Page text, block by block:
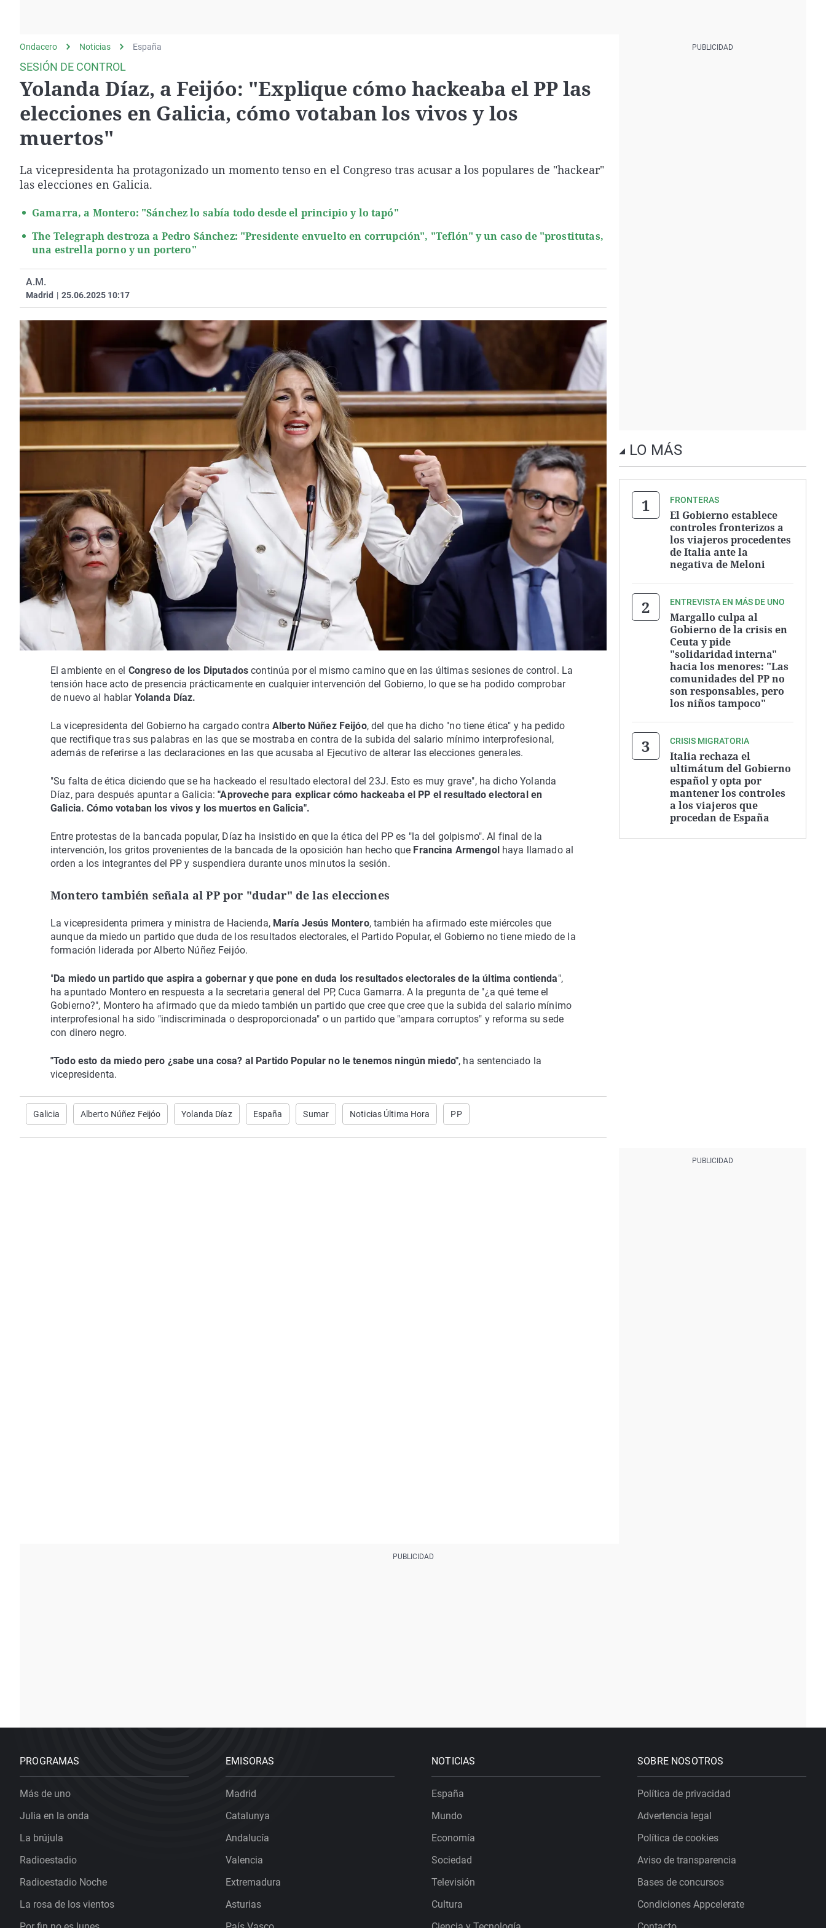
Como el perro y elEquipo de investigación
Negra
País Vasco
Ondacero Noticias España
SESIÓN DE CONTROL
Yolanda Díaz, a Feijóo: "Explique cómo hackeaba el PP las
elecciones en Galicia, cómo votaban los vivos y los
muertos"
La vicepresidenta ha protagonizado un momento tenso en el Congreso tras acusar a los populares de "hackear"
las elecciones en Galicia.
Gamarra, a Montero: "Sánchez lo sabía todo desde el principio y lo tapó"
The Telegraph destroza a Pedro Sánchez: "Presidente envuelto en corrupción", "Teflón" y un caso de "prostitutas,
una estrella porno y un portero"
A.M.
Madrid | 25.06.2025 10:17
El ambiente en el Congreso de los Diputados continúa por el mismo camino que en las últimas sesiones de control. La
tensión hace acto de presencia prácticamente en cualquier intervención del Gobierno, lo que se ha podido comprobar
de nuevo al hablar Yolanda Díaz.
La vicepresidenta del Gobierno ha cargado contra Alberto Núñez Feijóo, del que ha dicho "no tiene ética" y ha pedido
que rectifique tras sus palabras en las que se mostraba en contra de la subida del salario mínimo interprofesional,
además de referirse a las declaraciones en las que acusaba al Ejecutivo de alterar las elecciones generales.
"Su falta de ética diciendo que se ha hackeado el resultado electoral del 23J. Esto es muy grave", ha dicho Yolanda
Díaz, para después apuntar a Galicia:"Aproveche para explicar cómo hackeaba el PP el resultado electoral en
Galicia. Cómo votaban los vivos y los muertos en Galicia".
Entre protestas de la bancada popular, Díaz ha insistido en que la ética del PP es "la del golpismo". Al final de la
intervención, los gritos provenientes de la bancada de la oposición han hecho que Francina Armengol haya llamado al
orden a los integrantes del PP y suspendiera durante unos minutos la sesión.
Montero también señala al PP por "dudar" de las elecciones
La vicepresidenta primera y ministra de Hacienda, María Jesús Montero, también ha afirmado este miércoles que
aunque da miedo un partido que duda de los resultados electorales, el Partido Popular, el Gobierno no tiene miedo de la
formación liderada por Alberto Núñez Feijóo.
"Da miedo un partido que aspira a gobernar y que pone en duda los resultados electorales de la última contienda",
ha apuntado Montero en respuesta a la secretaria general del PP, Cuca Gamarra. A la pregunta de "¿a qué teme el
Gobierno?", Montero ha afirmado que da miedo también un partido que cree que cree que la subida del salario mínimo
interprofesional ha sido "indiscriminada o desproporcionada" o un partido que "ampara corruptos" y reforma su sede
con dinero negro.
"Todo esto da miedo pero ¿sabe una cosa? al Partido Popular no le tenemos ningún miedo", ha sentenciado la
vicepresidenta.
Galicia Alberto Núñez Feijóo Yolanda Díaz España Sumar Noticias Última Hora PP
LO MÁS
FRONTERAS
El Gobierno establece
controles fronterizos a
los viajeros procedentes
de Italia ante la
negativa de Meloni
ENTREVISTA EN MÁS DE UNO
Margallo culpa al
Gobierno de la crisis en
Ceuta y pide
"solidaridad interna"
hacia los menores: "Las
comunidades del PP no
son responsables, pero
los niños tampoco"
CRISIS MIGRATORIA
Italia rechaza el
ultimátum del Gobierno
español y opta por
mantener los controles
a los viajeros que
procedan de España
PROGRAMAS
Más de uno
Julia en la onda
La brújula
Radioestadio
Radioestadio Noche
La rosa de los vientos
EMISORAS
Madrid
Catalunya
Andalucía
Valencia
Extremadura
Asturias
NOTICIAS
España
Mundo
Economía
Sociedad
Televisión
Cultura
SOBRE NOSOTROS
Política de privacidad
Advertencia legal
Política de cookies
Aviso de transparencia
Bases de concursos
Condiciones Appcelerate